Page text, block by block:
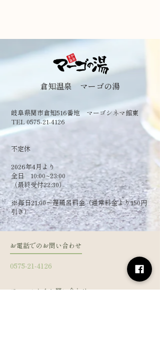
倉知温泉 マーゴの湯
岐阜県関市倉知516番地 マーゴシネマ館東
TEL 0575-21-4126
​不定休
2026年4月より
全日 10:00~23:00
（最終受付22:30）
​※毎日21:00～遅風呂料金（通常料金より150円
引き）
お電話でのお問い合わせ
0575-21-4126
フォームからお問い合わせ